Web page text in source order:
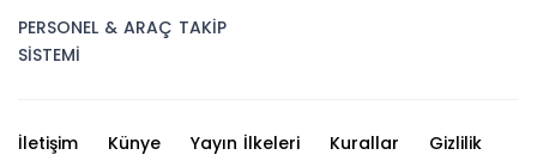
PERSONEL & ARAÇ TAKİP
SİSTEMİ
İletişim Künye Yayın İlkeleri Kurallar
Gizlilik